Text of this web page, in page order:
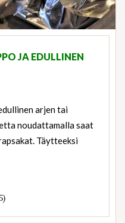
JA EDULLINEN
arjen tai
noudattamalla saat
Täytteeksi